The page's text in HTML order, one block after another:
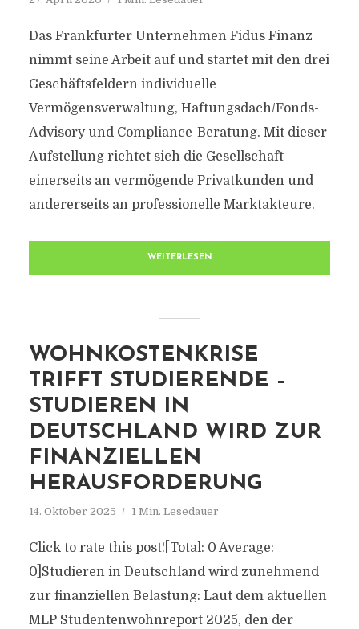
Das Frankfurter Unternehmen Fidus Finanz
nimmt seine Arbeit auf und startet mit den drei
Geschäftsfeldern individuelle
Vermögensverwaltung, Haftungsdach/Fonds-
Advisory und Compliance-Beratung. Mit dieser
Aufstellung richtet sich die Gesellschaft
einerseits an vermögende Privatkunden und
andererseits an professionelle Marktakteure.
WEITERLESEN
WOHNKOSTENKRISE
TRIFFT STUDIERENDE –
STUDIEREN IN
DEUTSCHLAND WIRD ZUR
FINANZIELLEN
HERAUSFORDERUNG
14. Oktober 2025 1 Min. Lesedauer
Click to rate this post![Total: 0 Average:
0]Studieren in Deutschland wird zunehmend
zur finanziellen Belastung: Laut dem aktuellen
MLP Studentenwohnreport 2025, den der